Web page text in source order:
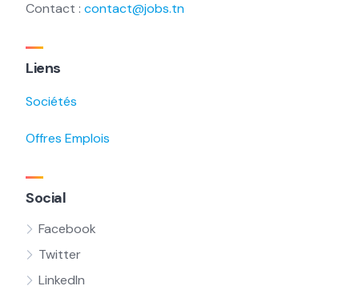
Contact : contact@jobs.tn
Liens
Sociétés
Offres Emplois
Social
Facebook
Twitter
LinkedIn